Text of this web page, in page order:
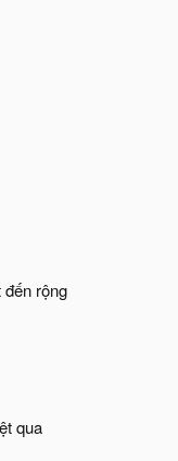
rộng
qua